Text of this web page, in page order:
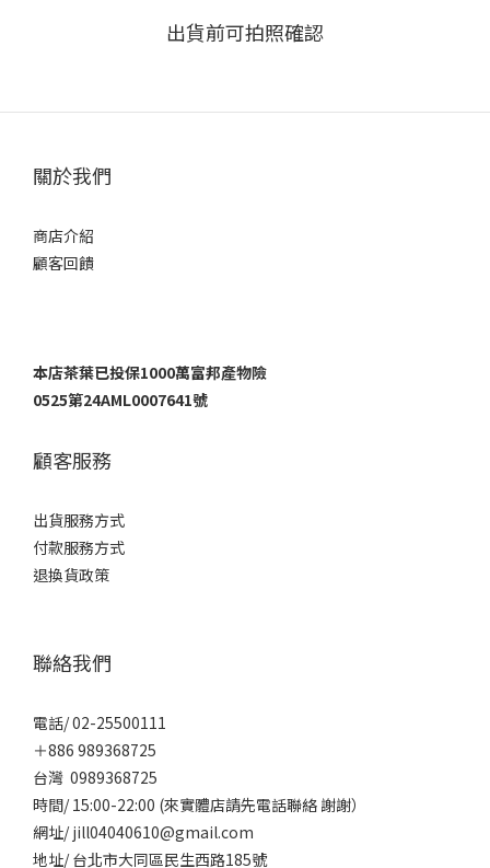
出貨前可拍照確認
關於我們
商店介紹
顧客回饋
本店茶葉已投保1000萬富邦產物險
0525第24AML0007641號
顧客服務
出貨服務方式
付款服務方式
退換貨政策
聯絡我們
電話/ 02-25500111
＋886 989368725
台灣 0989368725
時間/ 15:00-22:00 (來實體店請先電話聯絡 謝謝）
網址/ jill04040610@gmail.com
地址/ 台北市大同區民生西路185號